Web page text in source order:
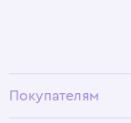
Покупателям